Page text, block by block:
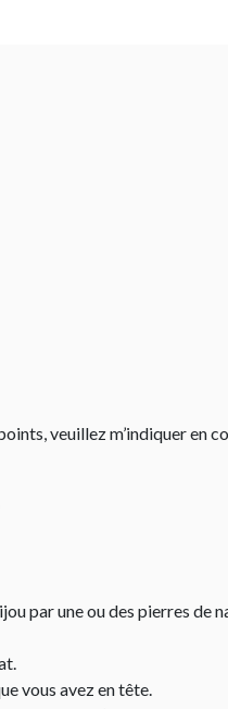
veuillez m’indiquer en
par une ou des pierres de
vous avez en tête.